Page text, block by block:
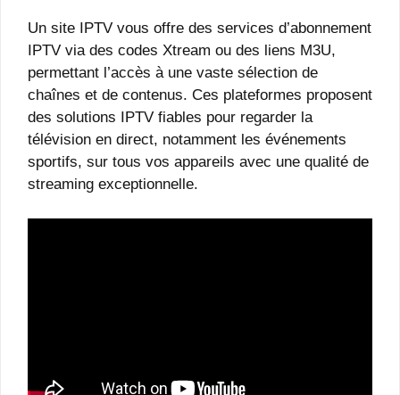
Un site IPTV vous offre des services d’abonnement
IPTV via des codes Xtream ou des liens M3U,
permettant l’accès à une vaste sélection de
chaînes et de contenus. Ces plateformes proposent
des solutions IPTV fiables pour regarder la
télévision en direct, notamment les événements
sportifs, sur tous vos appareils avec une qualité de
streaming exceptionnelle.